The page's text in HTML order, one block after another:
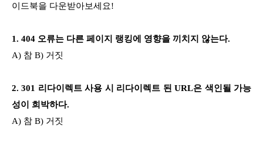
이드북을 다운받아보세요!
1. 404 오류는 다른 페이지 랭킹에 영향을 끼치지 않는다.
A) 참 B) 거짓
2. 301 리다이렉트 사용 시 리다이렉트 된 URL은 색인될 가능
성이 희박하다.
A) 참 B) 거짓